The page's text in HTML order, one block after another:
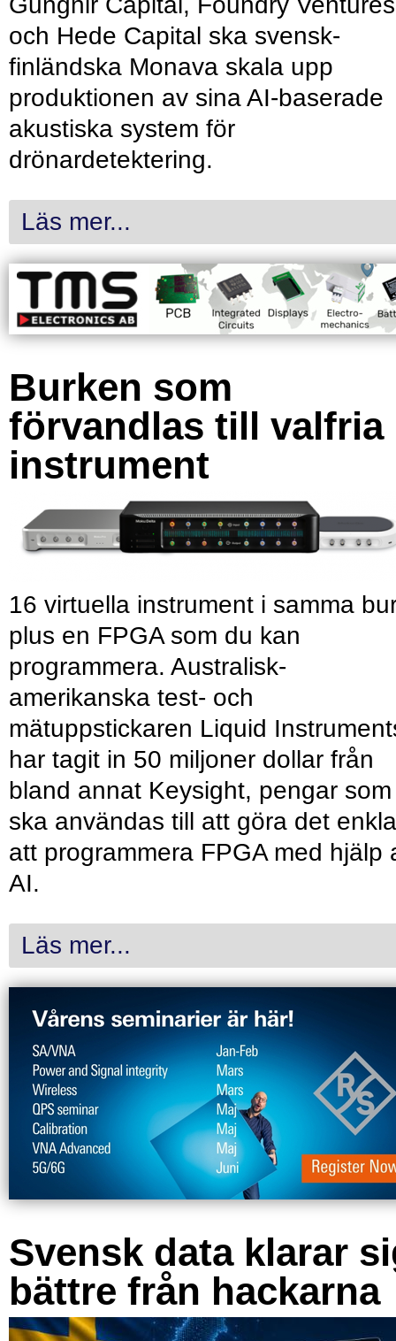
och Hede Capital ska svensk-
finländska Monava skala upp
produktionen av sina AI-baserade
akustiska system för
drönardetektering.
Läs mer...
Burken som
förvandlas till valfria
instrument
16 virtuella instrument i samma
plus en FPGA som du kan
programmera. Australisk-
amerikanska test- och
mätuppstickaren Liquid
har tagit in 50 miljoner dollar från
bland annat Keysight, pengar som
ska användas till att göra det
att programmera FPGA med hjälp
AI.
Läs mer...
Svensk data klarar
bättre från hackarna